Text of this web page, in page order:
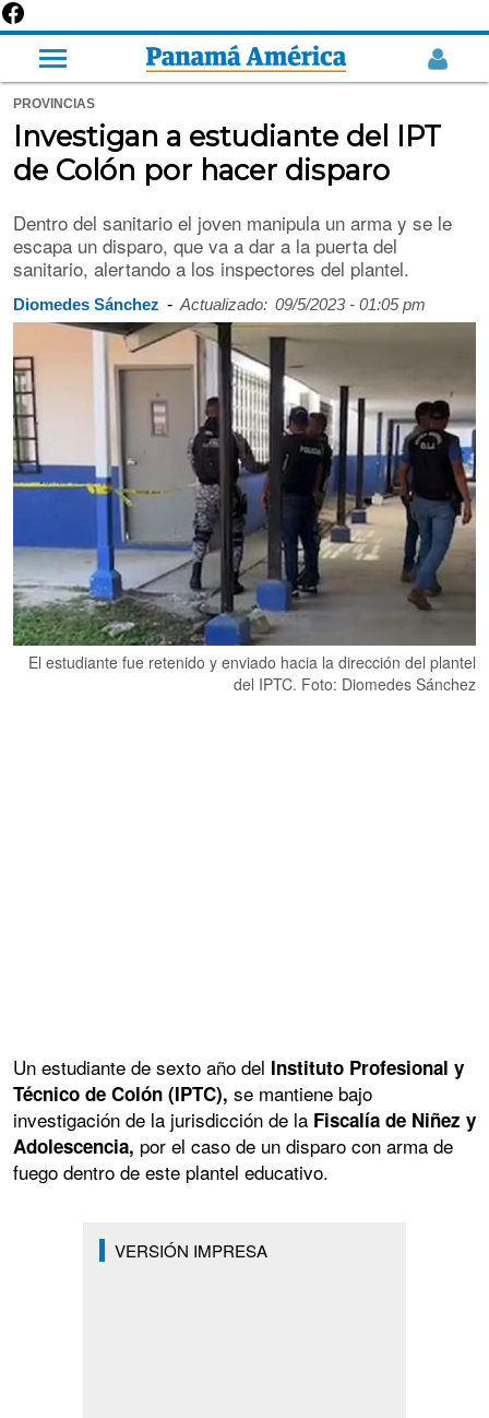
PROVINCIAS
Investigan a estudiante del IPT
de Colón por hacer disparo
Dentro del sanitario el joven manipula un arma y se le
escapa un disparo, que va a dar a la puerta del
sanitario, alertando a los inspectores del plantel.
Diomedes Sánchez - Actualizado: 09/5/2023 - 01:05 pm
El estudiante fue retenido y enviado hacia la dirección del plantel
del IPTC. Foto: Diomedes Sánchez
Un estudiante de sexto año del Instituto Profesional y
Técnico de Colón (IPTC), se mantiene bajo
investigación de la jurisdicción de la Fiscalía de Niñez y
Adolescencia, por el caso de un disparo con arma de
fuego dentro de este plantel educativo.
VERSIÓN IMPRESA